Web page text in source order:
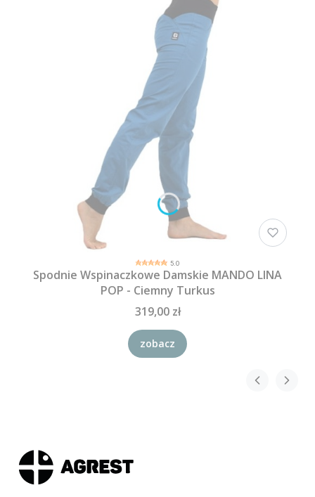
5.0
Spodnie Wspinaczkowe Damskie MANDO LINA
POP - Ciemny Turkus
319,00 zł
zobacz